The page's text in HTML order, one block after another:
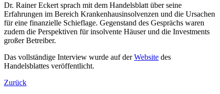
Dr. Rainer Eckert sprach mit dem Handelsblatt über seine
Erfahrungen im Bereich Krankenhausinsolvenzen und die Ursachen
für eine finanzielle Schieflage. Gegenstand des Gesprächs waren
zudem die Perspektiven für insolvente Häuser und die Investments
großer Betreiber.
Das vollständige Interview wurde auf derWebsite des
Handelsblattes veröffentlicht.
Zurück